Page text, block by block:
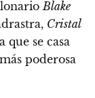
Blake
Cristal
que se casa
poderosa